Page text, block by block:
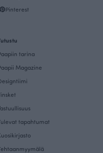
Pinterest
tarina
Magazine
tapahtumat